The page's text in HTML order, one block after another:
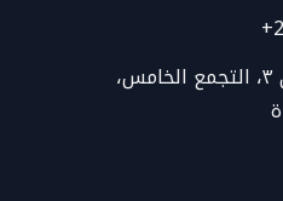
مجاورة ١، الحي ٣، التجمع الخامس،